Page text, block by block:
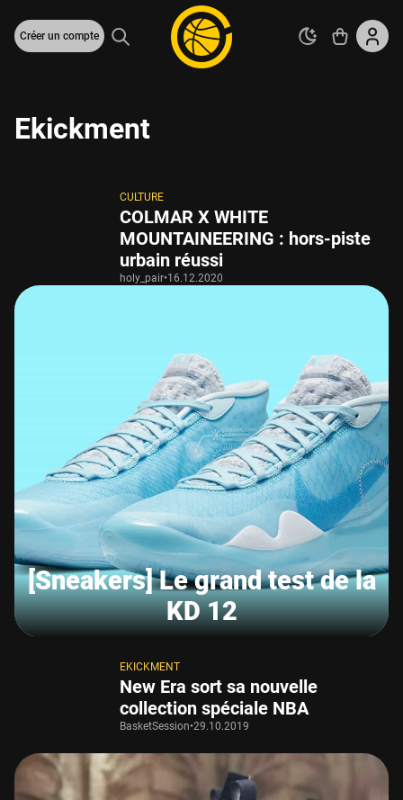
Créer un compte
Ekickment
CULTURE
COLMAR X WHITE
MOUNTAINEERING : hors-piste
urbain réussi
holy_pair•16.12.2020
[Sneakers] Le grand test de la
KD 12
EKICKMENT
New Era sort sa nouvelle
collection spéciale NBA
BasketSession•29.10.2019